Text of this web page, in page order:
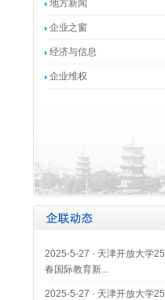
地方新闻
企业之窗
经济与信息
企业维权
2025-5-27 · 天津开放大学25
春国际教育新...
2025-5-27 · 天津开放大学25